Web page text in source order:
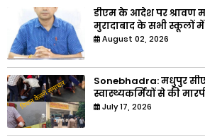
डीएम के आदेश पर श्रावण
मुरादाबाद के सभी स्कूलों
August 02, 2026
Sonebhadra: मधुपुर
स्वास्थ्यकर्मियों से की
July 17, 2026